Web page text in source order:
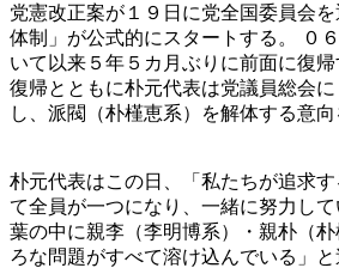
党憲改正案が１９日に党全国委員会
体制」が公式的にスタートする。 ０
いて以来５年５カ月ぶりに前面に復帰
復帰とともに朴元代表は党議員総会
し、派閥（朴槿恵系）を解体する意向
朴元代表はこの日、「私たちが追求
て全員が一つになり、一緒に努力し
葉の中に親李（李明博系）・親朴（
ろな問題がすべて溶け込んでいる」と